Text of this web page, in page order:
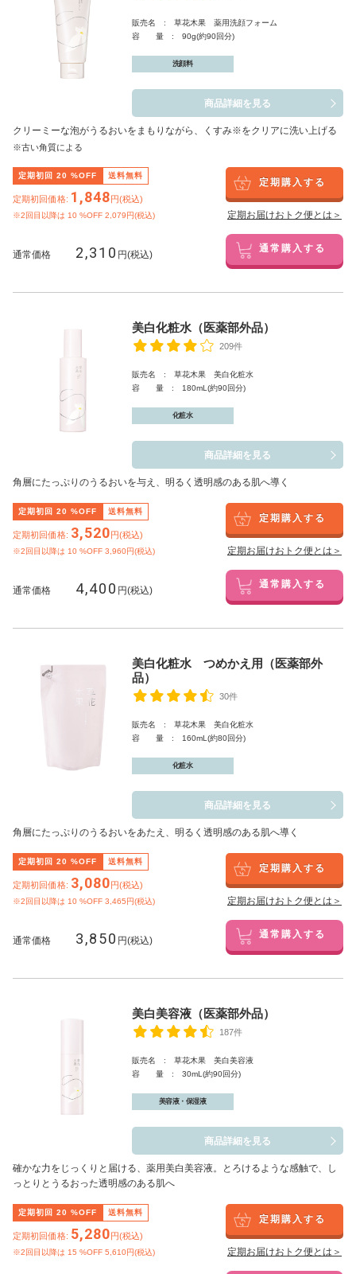
販売名 : 草花木果 薬用洗顔フォーム
容 量 : 90g(約90回分)
洗顔料
商品詳細を見る
クリーミーな泡がうるおいをまもりながら、くすみ※をクリアに洗い上げる
※古い角質による
定期初回 20 %OFF 送料無料
定期初回価格: 1,848円(税込)
※2回目以降は 10 %OFF 2,079円(税込)
定期購入する
定期お届けおトク便とは＞
通常価格 2,310 円(税込) 通常購入する
美白化粧水（医薬部外品）
209件
販売名 : 草花木果 美白化粧水
容 量 : 180mL(約90回分)
化粧水
商品詳細を見る
角層にたっぷりのうるおいを与え、明るく透明感のある肌へ導く
定期初回 20 %OFF 送料無料
定期初回価格: 3,520円(税込)
※2回目以降は 10 %OFF 3,960円(税込)
定期購入する
定期お届けおトク便とは＞
通常価格 4,400 円(税込) 通常購入する
美白化粧水 つめかえ用（医薬部外
品）
30件
販売名 : 草花木果 美白化粧水
容 量 : 160mL(約80回分)
化粧水
商品詳細を見る
角層にたっぷりのうるおいをあたえ、明るく透明感のある肌へ導く
定期初回 20 %OFF 送料無料
定期初回価格: 3,080円(税込)
※2回目以降は 10 %OFF 3,465円(税込)
定期購入する
定期お届けおトク便とは＞
通常価格 3,850 円(税込) 通常購入する
美白美容液（医薬部外品）
187件
販売名 : 草花木果 美白美容液
容 量 : 30mL(約90回分)
美容液・保湿液
商品詳細を見る
確かな力をじっくりと届ける、薬用美白美容液。とろけるような感触で、し
っとりとうるおった透明感のある肌へ
定期初回 20 %OFF 送料無料
定期初回価格: 5,280円(税込)
※2回目以降は 15 %OFF 5,610円(税込)
定期購入する
定期お届けおトク便とは＞